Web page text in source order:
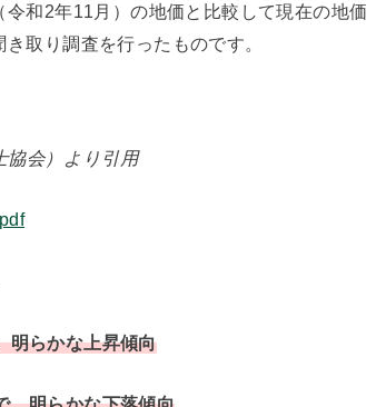
和2年11月）の地価と比較して現在の地価
取り調査を行ったものです。
協会）より引用
明らかな上昇傾向